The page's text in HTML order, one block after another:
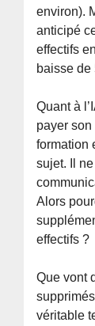
environ).
anticipé
effectifs
baisse de
Quant à
payer
formation
sujet. Il
Alors
effectifs ?
Que vont
véritable